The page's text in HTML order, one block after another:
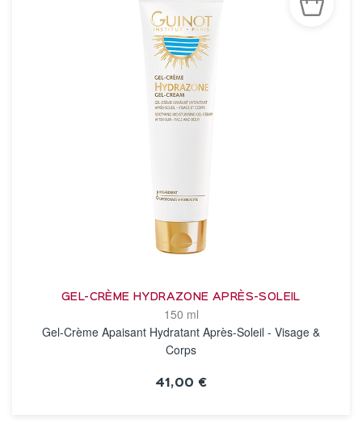
GEL-CRÈME HYDRAZONE APRÈS-SOLEIL
150 ml
Gel-Crème Apaisant Hydratant Après-Soleil - Visage &
Corps
41,00 €